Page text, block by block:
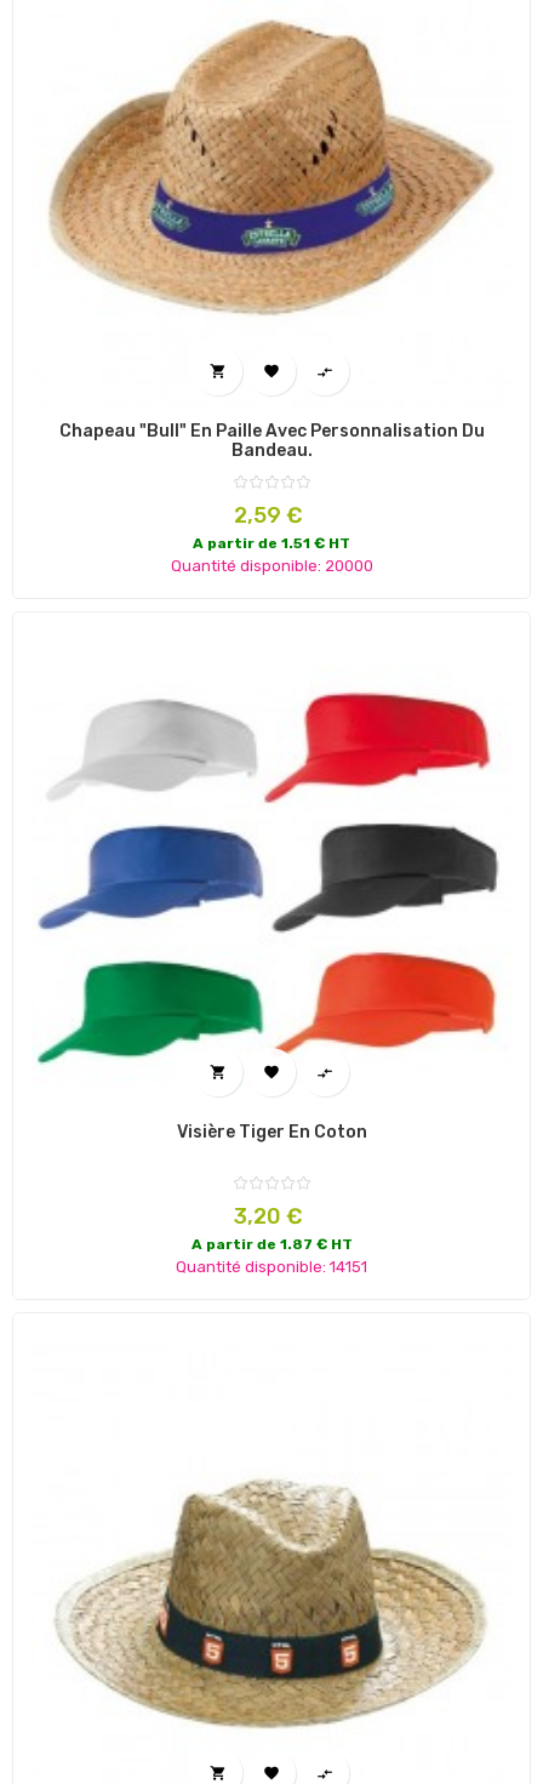
  
Chapeau "Bull" En Paille Avec Personnalisation Du
Bandeau.
Prix
2,59 €
A partir de 1.51 € HT
Quantité disponible: 20000
  
Visière Tiger En Coton
Prix
3,20 €
A partir de 1.87 € HT
Quantité disponible: 14151
  